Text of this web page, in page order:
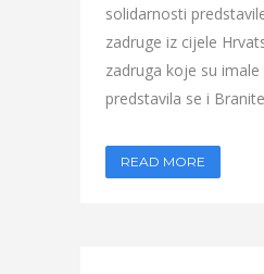
solidarnosti
zadruge iz cijele
zadruga koje su
predstavila se i
READ MORE